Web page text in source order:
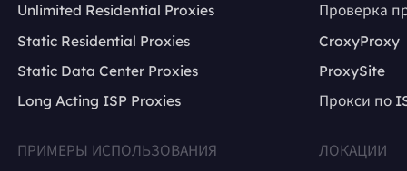
Unlimited Residential Proxies
Static Residential Proxies
Static Data Center Proxies
Long Acting ISP Proxies
Проверка
CroxyProxy
ProxySite
Прокси по
ПРИМЕРЫ ИСПОЛЬЗОВАНИЯ
ЛОКАЦИИ